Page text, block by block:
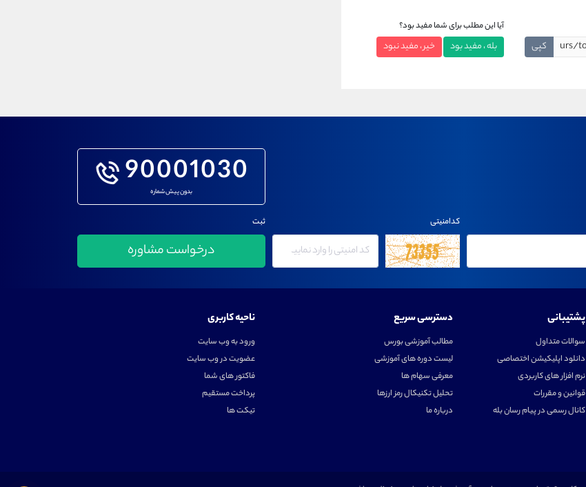
کپی
آیا این مطلب برای شما مفید بود؟
بله ، مفید بود خیر ، مفید نبود
90001030
بدون پیش شماره
کدامنیتی ثبت
پشتیبانی
سوالات متداول
دانلود اپلیکیشن اختصاصی
نرم افزار های کاربردی
قوانین و مقررات
کانال رسمی در پیام رسان بله
دسترسی سریع
مطالب آموزشی بورس
لیست دوره های آموزشی
معرفی سهام ها
تحلیل تکنیکال رمز ارزها
درباره ما
ناحیه کاربری
ورود به وب سایت
عضویت در وب سایت
فاکتور های شما
پرداخت مستقیم
تیکت ها